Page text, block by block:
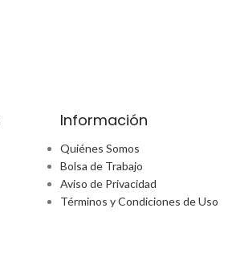
Información
Quiénes Somos
Bolsa de Trabajo
Aviso de Privacidad
Términos y Condiciones de Uso